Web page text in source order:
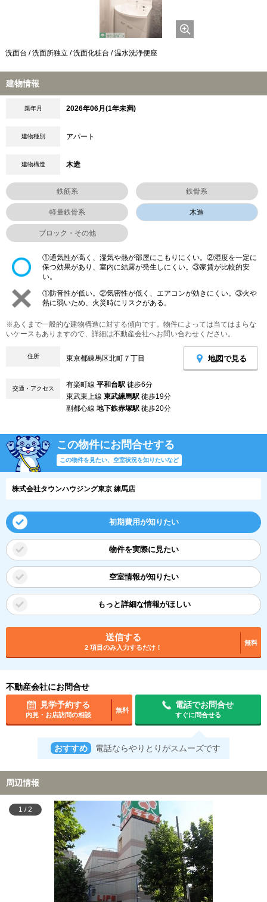
洗面台 / 洗面所独立 / 洗面化粧台 / 温水洗浄便座
建物情報
築年月 2026年06月(1年未満)
建物種別 アパート
建物構造 木造
鉄筋系 鉄骨系
軽量鉄骨系 木造
ブロック・その他
①通気性が高く、湿気や熱が部屋にこもりにくい。②湿度を一定に
保つ効果があり、室内に結露が発生しにくい。③家賃が比較的安
い。
①防音性が低い。②気密性が低く、エアコンが効きにくい。③火や
熱に弱いため、火災時にリスクがある。
※あくまで一般的な建物構造に対する傾向です。物件によっては当てはまらな
いケースもありますので、詳細は不動産会社へお問い合わせください。
住所 東京都練馬区北町７丁目 地図で見る
交通・アクセス 有楽町線 平和台駅 徒歩6分
東武東上線 東武練馬駅 徒歩19分
副都心線 地下鉄赤塚駅 徒歩20分
この物件にお問合せする
この物件を見たい、空室状況を知りたいなど
株式会社タウンハウジング東京 練馬店
初期費用が知りたい
物件を実際に見たい
空室情報が知りたい
もっと詳細な情報がほしい
送信する
2 項目のみ入力するだけ！
無料
不動産会社にお問合せ
見学予約する
内見・お店訪問の相談
無料
電話でお問合せ
すぐに問合せる
おすすめ 電話ならやりとりがスムーズです
周辺情報
1 /2